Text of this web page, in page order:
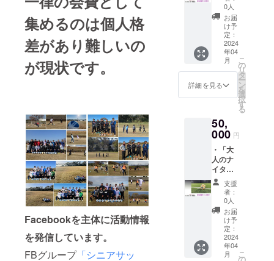
集めるのは個人格
差があり難しいの
が現状です。
Facebookを主体に活動情報
を発信しています。
FBグループ「シニアサッ
加権利
（8回
分）
・ サ
ンクス
レター
「大人
のナイ
ター練
蹴会」
2024年
内8回限
りで
す。
0人
お届
け予
定：
2024
年04
月
詳細を見る
こ
の
リ
タ
ー
ン
を
選
択
す
る
50,
000 円
・「大
人のナ
イター
練蹴
会」参
加権利
（12回
分）
・ サ
ンクス
レター
「大人
支援
者：
0人
お届
け予
定：
2024
年04
月
こ